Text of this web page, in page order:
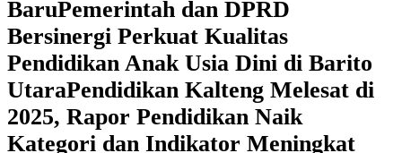
BaruPemerintah dan DPRD
Bersinergi Perkuat Kualitas
Pendidikan Anak Usia Dini di Barito
Utara‎Pendidikan Kalteng Melesat di
2025, Rapor Pendidikan Naik
Kategori dan Indikator Meningkat